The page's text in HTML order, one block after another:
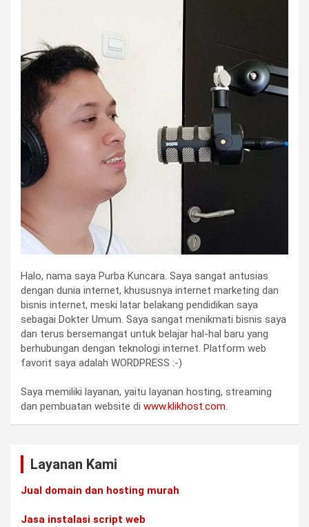
Halo, nama saya Purba Kuncara. Saya sangat antusias
dengan dunia internet, khususnya internet marketing dan
bisnis internet, meski latar belakang pendidikan saya
sebagai Dokter Umum. Saya sangat menikmati bisnis saya
dan terus bersemangat untuk belajar hal-hal baru yang
berhubungan dengan teknologi internet. Platform web
favorit saya adalah WORDPRESS :-)
Saya memiliki layanan, yaitu layanan hosting, streaming
dan pembuatan website di www.klikhost.com.
Layanan Kami
Jual domain dan hosting murah
Jasa instalasi script web